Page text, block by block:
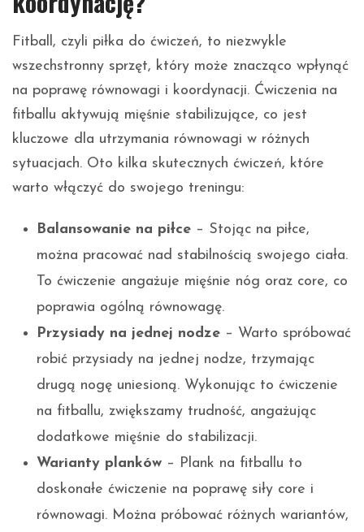
Fitball, czyli piłka do ćwiczeń, to niezwykle
wszechstronny sprzęt, który może znacząco wpłynąć
na poprawę równowagi i koordynacji. Ćwiczenia na
fitballu aktywują mięśnie stabilizujące, co jest
kluczowe dla utrzymania równowagi w różnych
sytuacjach. Oto kilka skutecznych ćwiczeń, które
warto włączyć do swojego treningu:
Balansowanie na piłce – Stojąc na piłce,
można pracować nad stabilnością swojego ciała.
To ćwiczenie angażuje mięśnie nóg oraz core, co
poprawia ogólną równowagę.
Przysiady na jednej nodze – Warto spróbować
robić przysiady na jednej nodze, trzymając
drugą nogę uniesioną. Wykonując to ćwiczenie
na fitballu, zwiększamy trudność, angażując
dodatkowe mięśnie do stabilizacji.
Warianty planków – Plank na fitballu to
doskonałe ćwiczenie na poprawę siły core i
równowagi. Można próbować różnych wariantów,